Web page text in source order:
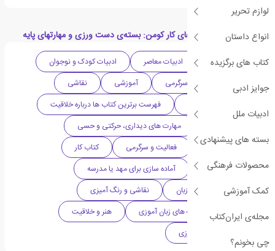
لوازم تحریر
انواع داستان
کتاب های برگزیده
جوایز ادبی
ادبیات ملل
بسته های پیشنهادی
محصولات فرهنگی
کمک آموزشی
مجله‌ی ایران‌کتاب
چی بخونم؟
دسته بندی های کتاب‌های کار کومن: بسته‌ی دست ورزی و مهارتهای پایه
ادبیات آمریکا ادبیات معاصر
ادبیات کودک و نوجوان
کتاب کودک
سرگرمی آموزشی
نقاشی
فهرست برترین کتاب ها درباره خلاقیت
مهارت های دیداری، حرکتی و حسی
آموزش کودکانه
فعالیت و سرگرمی
کتاب کار
خلاقیت و تخیل
آماده سازی برای مهد یا مدرسه
رشد کلامی و تقویت زبان
نقاشی و رنگ آمیزی
تقویت گفتار و مهارت های زبان آموزی
هنر و خلاقیت
فعالیت های دست ورزی